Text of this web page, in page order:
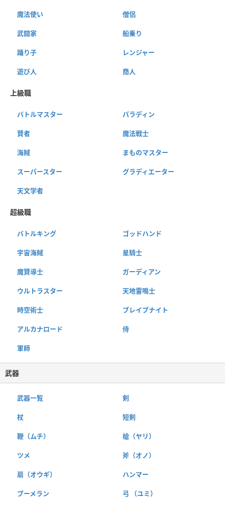
魔法使い 僧侶
武闘家 船乗り
踊り子 レンジャー
遊び人 商人
上級職
バトルマスター パラディン
賢者 魔法戦士
海賊 まものマスター
スーパースター グラディエーター
天文学者
超級職
バトルキング ゴッドハンド
宇宙海賊 星騎士
魔賢導士 ガーディアン
ウルトラスター 天地雷鳴士
時空術士 ブレイブナイト
アルカナロード 侍
軍師
武器
武器一覧 剣
杖 短剣
鞭（ムチ） 槍（ヤリ）
ツメ 斧（オノ）
扇（オウギ） ハンマー
ブーメラン 弓 （ユミ）